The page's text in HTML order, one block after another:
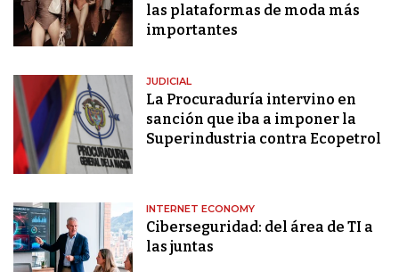
las plataformas de moda más
importantes
JUDICIAL
La Procuraduría intervino en
sanción que iba a imponer la
Superindustria contra Ecopetrol
INTERNET ECONOMY
Ciberseguridad: del área de TI a
las juntas